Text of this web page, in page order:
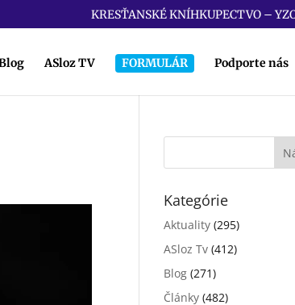
KRESŤANSKÉ KNÍHKUPECTVO –
ASloz TV FORMULÁR Podporte nás
Kategórie
Aktuality (295)
ASloz Tv (412)
Blog (271)
Články (482)